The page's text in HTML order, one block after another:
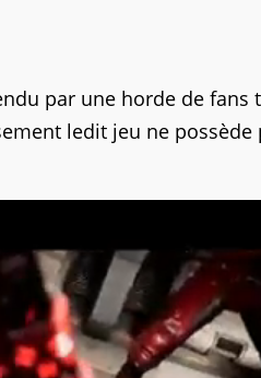
par une horde de fans
ledit jeu ne possède